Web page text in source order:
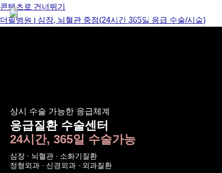
콘텐츠로 건너뛰기
더필병원 | 심장, 뇌혈관 중점(24시간 365일 응급 수술/시술)
병원소개 진료
상시 수술 가능한 응급체계
응급질환 수술센터
24시간, 365일 수술가능
심장 · 뇌혈관 · 소화기질환
정형외과 · 신경외과 · 외과질환